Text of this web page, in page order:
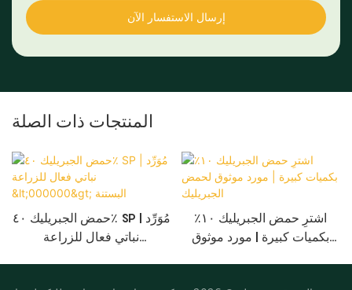
إرسال الاستفسار الآن
المنتجات ذات الصلة
حمض الجبريليك ٤٠٪ SP | مُوَرِّد
نباتي فعال للزراعة
اشترِ حمض الجبريليك ١٠٪؜
بكميات كبيرة | مورد موثوق